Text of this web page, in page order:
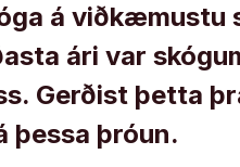
á
ári var
Gerðist þetta
þessa þróun.